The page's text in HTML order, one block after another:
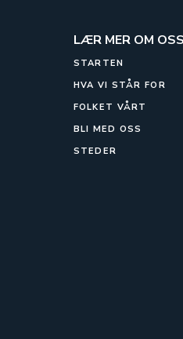
LÆR MER OM OSS
STARTEN
HVA VI STÅR FOR
FOLKET VÅRT
BLI MED OSS
STEDER